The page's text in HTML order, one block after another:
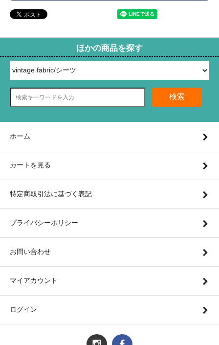
ほかの商品を探す
検索
ホーム
カートを見る
特定商取引法に基づく表記
プライバシーポリシー
お問い合わせ
マイアカウント
ログイン